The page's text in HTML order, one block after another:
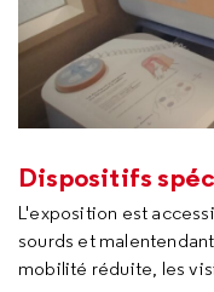
Dispositifs
L'exposition est
sourds et
mobilité réduite, les